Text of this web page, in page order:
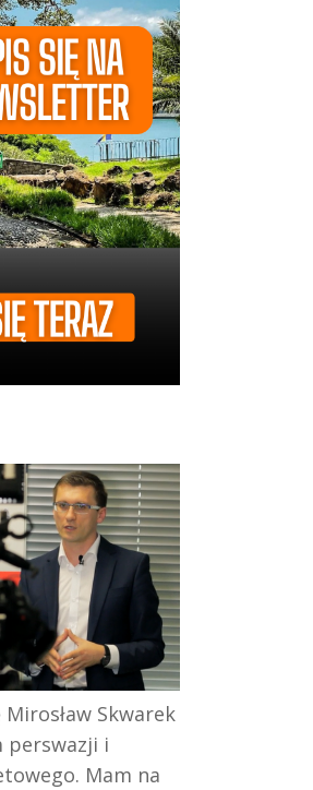
Skwarek
perswazji i
Mam na